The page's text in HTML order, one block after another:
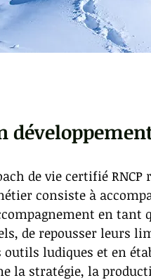
de vie certifié
consiste à
en tant
de repousser leurs
ludiques et en
la stratégie, la